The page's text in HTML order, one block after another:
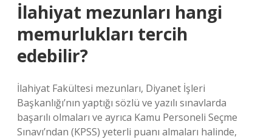
İlahiyat mezunları hangi
memurlukları tercih
edebilir?
İlahiyat Fakültesi mezunları, Diyanet İşleri
Başkanlığı’nın yaptığı sözlü ve yazılı sınavlarda
başarılı olmaları ve ayrıca Kamu Personeli Seçme
Sınavı’ndan (KPSS) yeterli puanı almaları halinde,